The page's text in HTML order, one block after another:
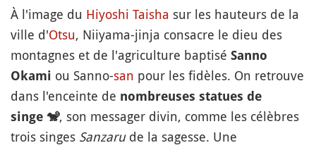
À l'image du Hiyoshi Taisha sur les hauteurs de la
ville d'Otsu, Niiyama-jinja consacre le dieu des
montagnes et de l'agriculture baptisé Sanno
Okami ou Sanno-san pour les fidèles. On retrouve
dans l'enceinte de nombreuses statues de
singe 🐒, son messager divin, comme les célèbres
trois singes Sanzarude la sagesse. Une